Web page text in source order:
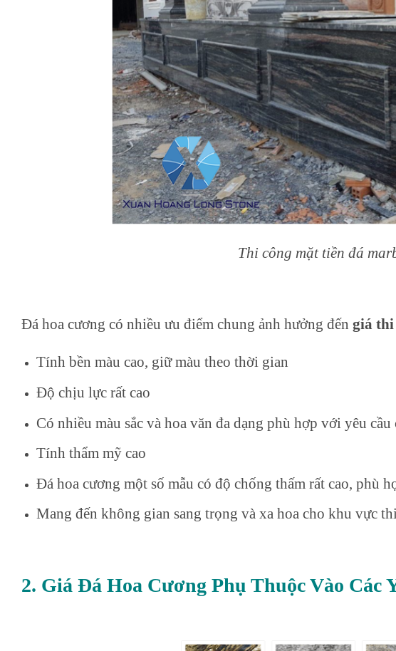
Thi công mặt tiền đá
Đá hoa cương có nhiều ưu điểm chung ảnh hưởng đến giá thi
Tính bền màu cao, giữ màu theo thời gian
Độ chịu lực rất cao
Có nhiều màu sắc và hoa văn đa dạng phù hợp với yêu cầu
Tính thẩm mỹ cao
Đá hoa cương một số mẫu có độ chống thấm rất cao, phù
Mang đến không gian sang trọng và xa hoa cho khu vực
2. Giá Đá Hoa Cương Phụ Thuộc Vào Các